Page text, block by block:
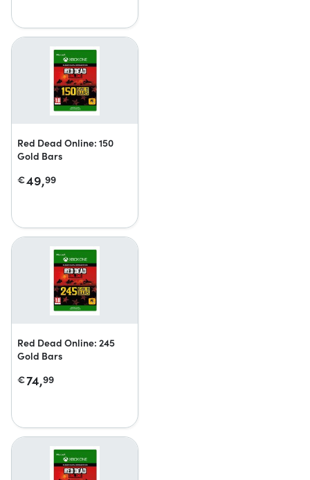
Red Dead Online: 150
Gold Bars
€49,99
Red Dead Online: 245
Gold Bars
€74,99